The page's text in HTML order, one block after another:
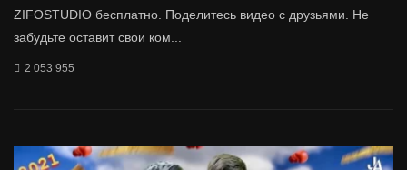
ZIFOSTUDIO бесплатно. Поделитесь видео с друзьями. Не
забудьте оставит свои ком...
2 053 955